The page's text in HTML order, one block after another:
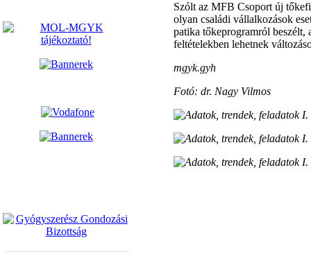
Szólt az MFB Csoport új
olyan családi vállalkozások
patika tőkeprogramról beszélt,
feltételekben lehetnek
mgyk.gyh
Fotó: dr. Nagy Vilmos